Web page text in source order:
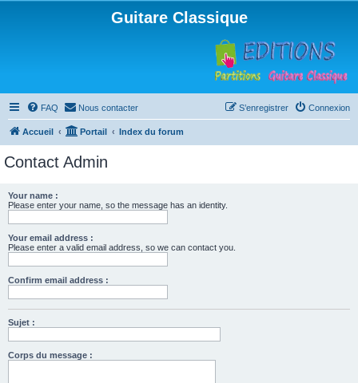
Guitare Classique
FAQ Nous contacter Connexion
S’enregistrer
Accueil Portail Index du forum
Contact Admin
Your name :
Please enter your name, so the message has an identity.
Your email address :
Please enter a valid email address, so we can contact you.
Confirm email address :
Sujet :
Corps du message :